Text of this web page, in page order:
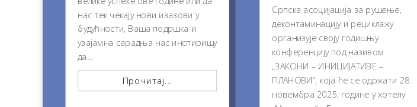
нас тек чекају нови изазови у
будућности, Ваша подршка и
узајамна сарадња нас инспиришу
да...
Прочитај...
Српска асоцијација за рушење,
деконтаминацију и рециклажу
организује своју годишњу
конференцију под називом
„ЗАКОНИ – ИНИЦИЈАТИВЕ –
ПЛАНОВИ“, која ће се одржати 28.
новембра 2025. године у хотелу